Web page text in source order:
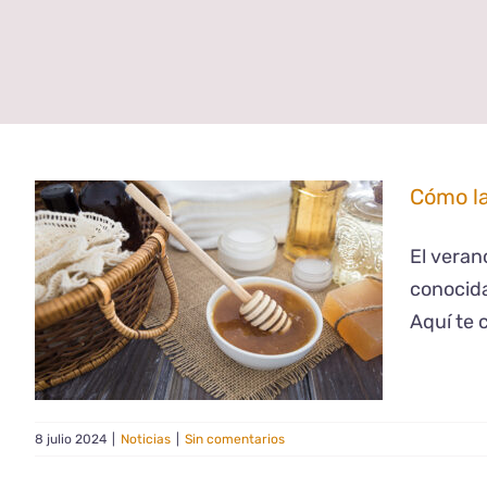
Cómo
El
Aquí te
8 julio 2024 Noticias Sin comentarios